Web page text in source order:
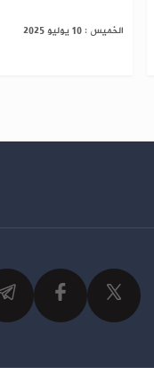
الخميس : 10 يوليو 2025